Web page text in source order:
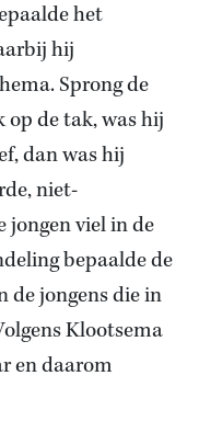
het
hij
Sprong de
de tak, was hij
dan was hij
niet-
jongen viel in de
bepaalde de
de jongens die in
Klootsema
en daarom